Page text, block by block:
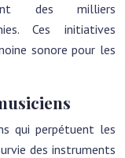
des milliers
Ces initiatives
sonore pour les
qui perpétuent les
des instruments